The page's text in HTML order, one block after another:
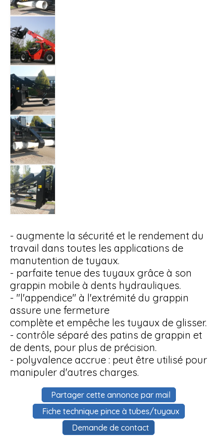
- augmente la sécurité et le rendement du
travail dans toutes les applications de
manutention de tuyaux.
- parfaite tenue des tuyaux grâce à son
grappin mobile à dents hydrauliques.
- "l'appendice" à l'extrémité du grappin
assure une fermeture
complète et empêche les tuyaux de glisser.
- contrôle séparé des patins de grappin et
de dents, pour plus de précision.
- polyvalence accrue : peut être utilisé pour
manipuler d'autres charges.
Demande de contact
Partager cette annonce par mail
Fiche technique pince à tubes/tuyaux